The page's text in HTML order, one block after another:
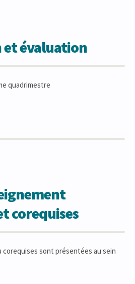
et évaluation
quadrimestre
corequises
sont présentées au sein